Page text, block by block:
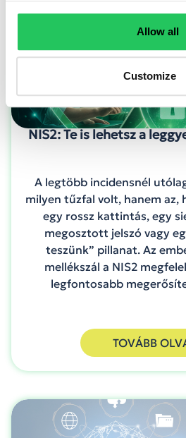
Allow all
Customize
NIS2: Te is lehetsz a
A legtöbb incidensnél
milyen tűzfal volt, hanem az,
egy rossz kattintás, egy
megosztott jelszó vagy
teszünk” pillanat. Az
mellékszál a NIS2
legfontosabb
TOVÁBB